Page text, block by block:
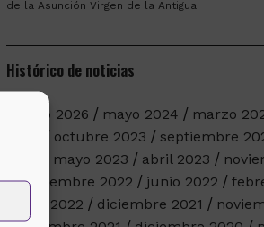
de la Asunción Virgen de la Antigua
Histórico de noticias
marzo 2026 mayo 2024 marzo
octubre 2023 septiembre
mayo 2023 abril 2023
septiembre 2022
junio 2022
enero 2022
diciembre 2021